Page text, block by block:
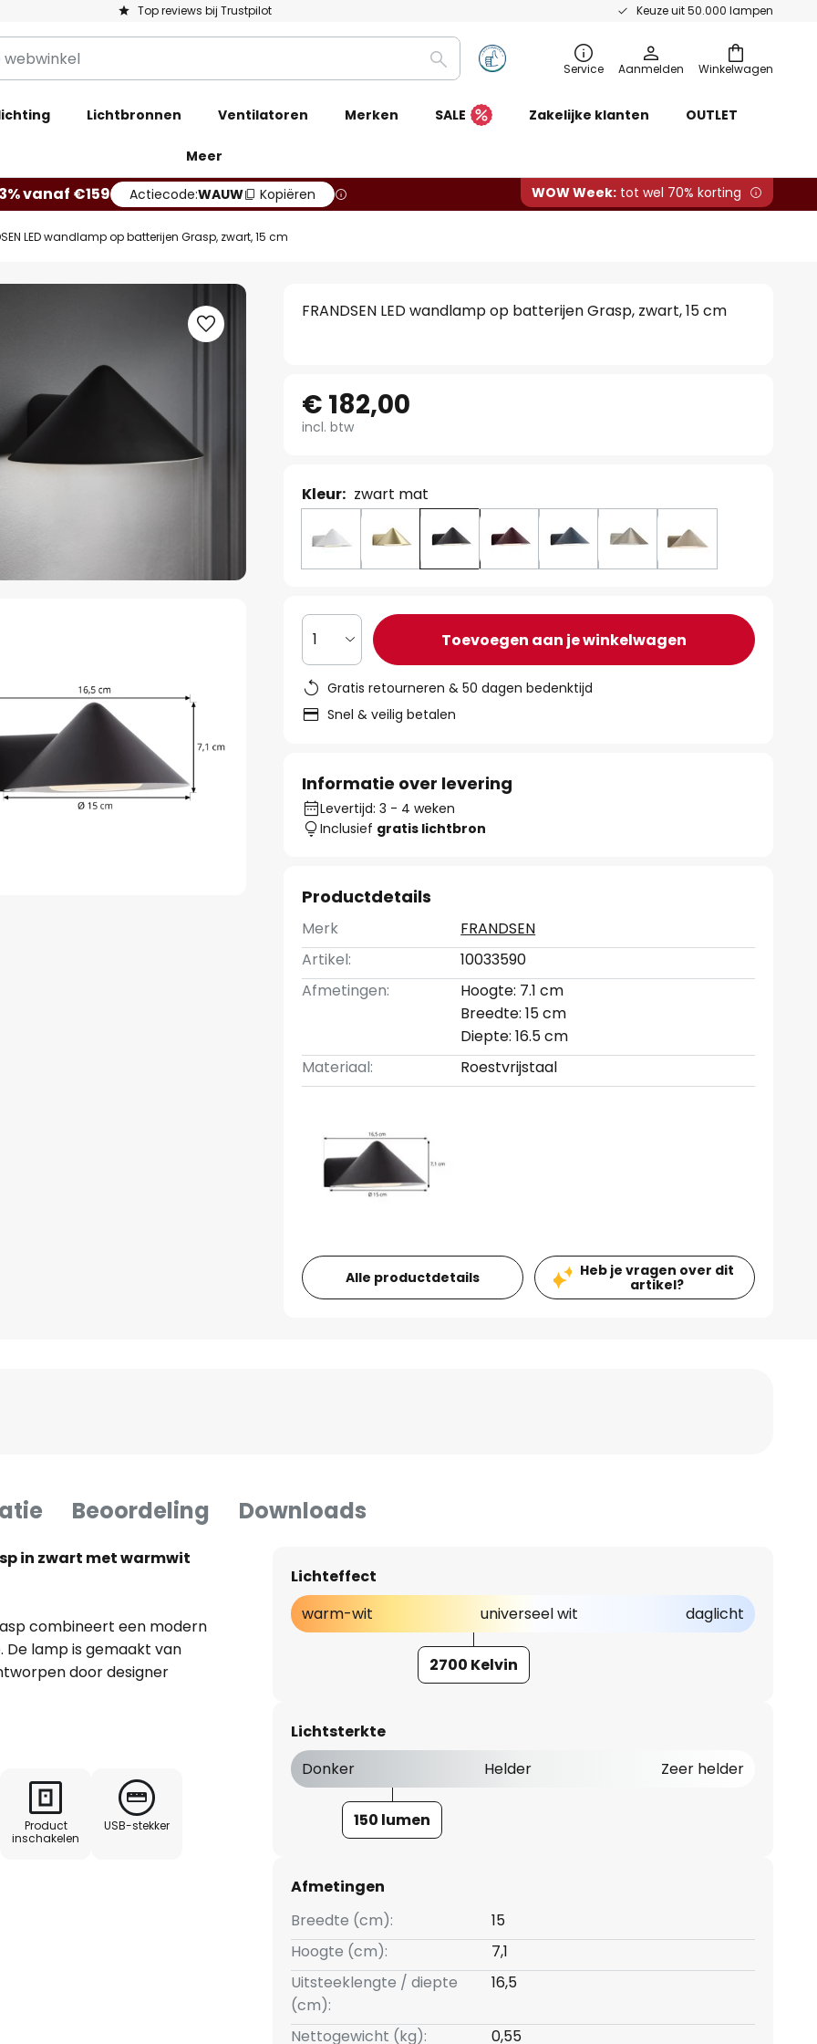
Top reviews bij Trustpilot Keuze uit 50.000 lampen
Winkelwagen
Zoeken Service Aanmelden
Lichtbronnen Ventilatoren Merken SALE Zakelijke klanten OUTLET
Meer
vanaf €159 Actiecode:WAUW Kopiëren WOW Week: tot wel 70% korting
LED wandlamp op batterijen Grasp, zwart, 15 cm
FRANDSEN LED wandlamp op batterijen Grasp, zwart, 15 cm
€ 182,00
incl. btw
Kleur: zwart mat
1 Toevoegen aan je winkelwagen
Gratis retourneren & 50 dagen bedenktijd
Snel & veilig betalen
Informatie over levering
Levertijd: 3 - 4 weken
Inclusief gratis lichtbron
Productdetails
Merk
FRANDSEN
Artikel:
10033590
Afmetingen:
Hoogte: 7.1 cm
Breedte: 15 cm
Diepte: 16.5 cm
Materiaal:
Roestvrijstaal
Alle productdetails
Heb je vragen over dit
artikel?
Beoordeling Downloads
in zwart met warmwit
combineert een modern
lamp is gemaakt van
door designer
in verschillende
het licht in drie standen
wordt meegeleverd. Een
De lichtbron One is voorzien
hij heel eenvoudig
Product
inschakelen
USB-stekker
Lichteffect
warm-wit
universeel wit daglicht
2700 Kelvin
Lichtsterkte
Donker
Helder Zeer helder
150 lumen
Afmetingen
Breedte (cm):
15
Hoogte (cm):
7,1
Uitsteeklengte / diepte
(cm):
16,5
Nettogewicht (kg): 0,55